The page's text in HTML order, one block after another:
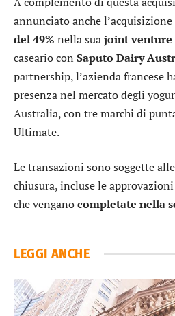
annunciato anche
del 49% nella suajoint venture
caseario con Saputo Dairy
partnership, l’azienda francese
presenza nel mercato degli
Australia, con tre marchi di
Ultimate.
Le transazioni sono soggette
chiusura, incluse le
che venganocompletate nella
LEGGI ANCHE